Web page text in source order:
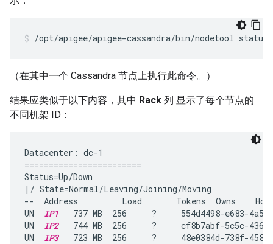
/opt/apigee/apigee-cassandra/bin/nodetool status
（在其中一个 Cassandra 节点上执行此命令。）
结果应类似于以下内容，其中 Rack 列 显示了每个节点的
不同机架 ID：
Datacenter: dc-1
========================
Status=Up/Down
|/ State=Normal/Leaving/Joining/Moving
--  Address         Load       Tokens  Owns
UN IP1
737 MB  256     ?     554d4498-e683-
UN IP2
744 MB  256     ?     cf8b7abf-5c5c-
UN IP3
723 MB  256     ?     48e0384d-738f-